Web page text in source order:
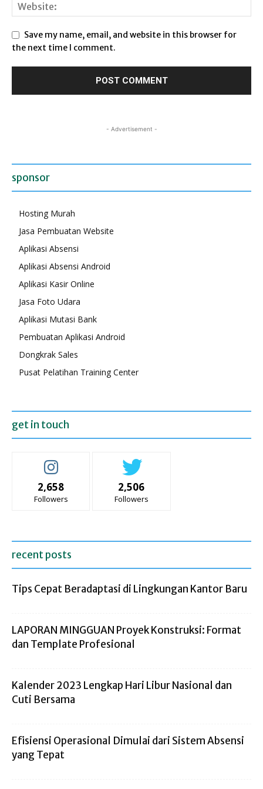
Save my name, email, and website in this browser for
the next time I comment.
- Advertisement -
sponsor
Hosting Murah
Jasa Pembuatan Website
Aplikasi Absensi
Aplikasi Absensi Android
Aplikasi Kasir Online
Jasa Foto Udara
Aplikasi Mutasi Bank
Pembuatan Aplikasi Android
Dongkrak Sales
Pusat Pelatihan Training Center
get in touch
2,658
Followers
2,506
Followers
recent posts
Tips Cepat Beradaptasi di Lingkungan Kantor Baru
LAPORAN MINGGUAN Proyek Konstruksi: Format
dan Template Profesional
Kalender 2023 Lengkap Hari Libur Nasional dan
Cuti Bersama
Efisiensi Operasional Dimulai dari Sistem Absensi
yang Tepat